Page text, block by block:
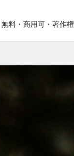
無料・商用可・著作